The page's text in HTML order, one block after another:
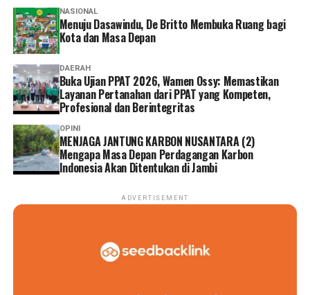
NASIONAL
Menuju Dasawindu, De Britto Membuka Ruang bagi
Kota dan Masa Depan
DAERAH
Buka Ujian PPAT 2026, Wamen Ossy: Memastikan
Layanan Pertanahan dari PPAT yang Kompeten,
Profesional dan Berintegritas
OPINI
MENJAGA JANTUNG KARBON NUSANTARA (2)
Mengapa Masa Depan Perdagangan Karbon
Indonesia Akan Ditentukan di Jambi
ADVERTISEMENT